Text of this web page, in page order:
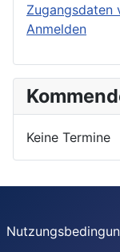
Zugangsdaten
Anmelden
Keine Termine